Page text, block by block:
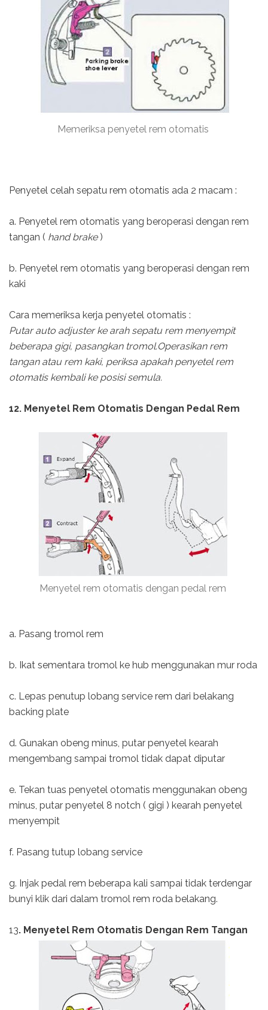
Memeriksa penyetel rem otomatis
Penyetel celah sepatu rem otomatis ada 2 macam :
a. Penyetel rem otomatis yang beroperasi dengan rem
tangan ( hand brake)
b. Penyetel rem otomatis yang beroperasi dengan rem
kaki
Cara memeriksa kerja penyetel otomatis :
Putar auto adjuster ke arah sepatu rem menyempit
beberapa gigi, pasangkan tromol.Operasikan rem
tangan atau rem kaki, periksa apakah penyetel rem
otomatis kembali ke posisi semula.
12. Menyetel Rem Otomatis Dengan Pedal Rem
Menyetel rem otomatis dengan pedal rem
a. Pasang tromol rem
b. Ikat sementara tromol ke hub menggunakan mur roda
c. Lepas penutup lobang service rem dari belakang
backing plate
d. Gunakan obeng minus, putar penyetel kearah
mengembang sampai tromol tidak dapat diputar
e. Tekan tuas penyetel otomatis menggunakan obeng
minus, putar penyetel 8 notch ( gigi ) kearah penyetel
menyempit
f. Pasang tutup lobang service
g. Injak pedal rem beberapa kali sampai tidak terdengar
bunyi klik dari dalam tromol rem roda belakang.
13. Menyetel Rem Otomatis Dengan Rem Tangan